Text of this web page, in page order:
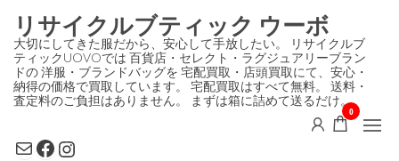
ン
テ
ン
ツ
リサイクルブティック ウーボ
大切にしてきた服だから、安心して手放したい。 リサイクルブ
ティックUOVOでは 百貨店・セレクト・ラグジュアリーブラン
ドの 洋服・ブランドバッグを 宅配買取・店頭買取にて、安心・
納得の価格で買取しています。 宅配買取はすべて無料。 送料・
査定料のご負担はありません。 まずは箱に詰めて送るだけ。
MailFacebook
Instagram
0